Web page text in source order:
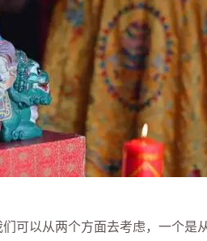
可以从两个方面去考虑，一个是